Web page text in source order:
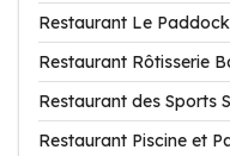
Restaurant Le
Restaurant Rôtisserie
Restaurant des Sports
Restaurant Piscine et